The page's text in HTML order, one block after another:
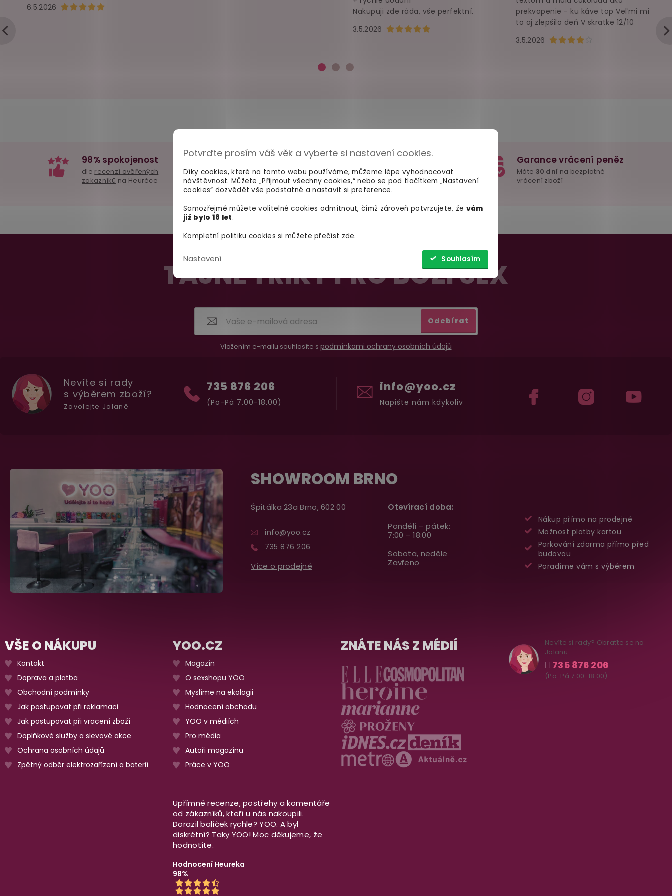
Potvrďte prosím váš věk a vyberte si nastavení cookies.
Díky cookies, které na tomto webu používáme, můžeme lépe vyhodnocovat
návštěvnost. Můžete „Přijmout všechny cookies,“ nebo se pod tlačítkem „Nastavení
cookies“ dozvědět vše podstatné a nastavit si preference.
Samozřejmě můžete volitelné cookies odmítnout, čímž zároveň potvrzujete, že vám
již bylo 18 let.
Kompletní politiku cookiessi můžete přečíst zde.
Nastavení Souhlasím
Hodnocení obchodu je 5 z 5 hvězdiček.
6.5.2026
Hodnocení obchodu je 5 z 5 hvězdiček.
3.5.2026
Nakupuji zde ráda, vše perfektní.
Hodnocení obchodu je 4 z 5
3.5.2026
prekvapenie - ku káve top Veľmi mi
to aj zlepšilo deň V skratke 12/10
98% spokojenost
dle recenzí ověřených
zakazníků na Heuréce
100% diskrétní balení
Nikdo nepozná, co jste si
objednali. Mrkněte,jak vypadá
balíček.
Dodání do 2. dne
Na rychlosti záleží! Vše důležité
máme skladem a okamžitě
odesíláme.
Garance vrácení peněz
Máte 30 dní na bezplatné
vrácení zboží
TAJNÉ TRIKY PRO BOŽÍ SEX
Vložením e-mailu souhlasíte s podmínkami ochrany osobních údajů
Odebírat
info@yoo.cz
Napište nám kdykoliv
735 876 206
(Po-Pá 7.00-18.00)
Nevíte si rady
s výběrem zboží?
Zavolejte Jolaně
SHOWROOM BRNO
Špitálka 23a Brno, 602 00
info@yoo.cz
735 876 206
Více o prodejně
Otevírací doba:
Pondělí – pátek:
7:00 – 18:00
Sobota, neděle
Zavřeno
Nákup přímo na prodejně
Možnost platby kartou
Parkování zdarma přímo před
budovou
Poradíme vám s výběrem
VŠE O NÁKUPU
Kontakt
Doprava a platba
Obchodní podmínky
Jak postupovat při reklamaci
Jak postupovat při vracení zboží
Doplňkové služby a slevové akce
Ochrana osobních údajů
Zpětný odběr elektrozařízení a baterií
YOO.CZ
Magazín
O sexshopu YOO
Myslíme na ekologii
Hodnocení obchodu
YOO v médiích
Pro média
Autoři magazínu
Práce v YOO
ZNÁTE NÁS Z MÉDIÍ
Nevíte si rady? Obraťte se na
Jolanu
735 876 206
(Po-Pá 7.00-18.00)
Upřímné recenze, postřehy a komentáře
od zákazníků, kteří u nás nakoupili.
Dorazil balíček rychle? YOO. A byl
diskrétní? Taky YOO! Moc děkujeme, že
hodnotíte.
Hodnocení Heureka
98%